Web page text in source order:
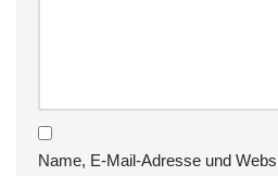
Name, E-Mail-Adresse und